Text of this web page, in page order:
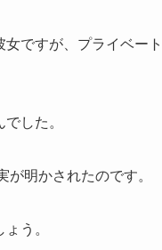
ですが、プライベー
した。
明かされたのです。
う。